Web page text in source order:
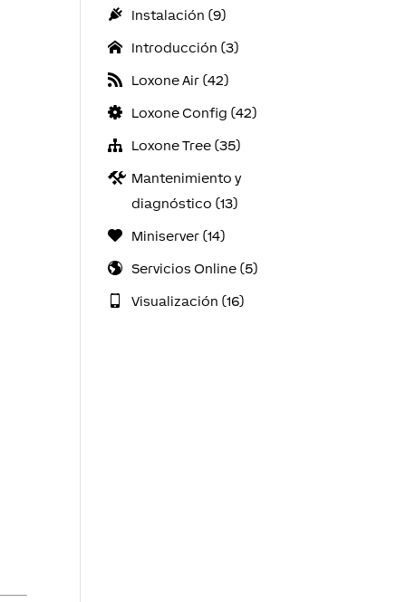
Instalación (9)
Introducción (3)
Loxone Air (42)
Loxone Config (42)
Loxone Tree (35)
Mantenimiento y
diagnóstico (13)
Miniserver (14)
Servicios Online (5)
Visualización (16)